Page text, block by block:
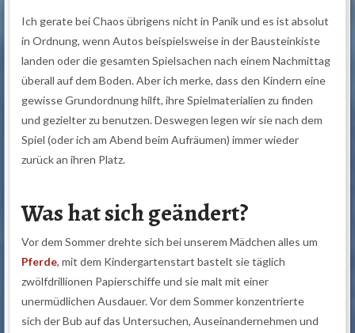
Ich gerate bei Chaos übrigens nicht in Panik und es ist absolut
in Ordnung, wenn Autos beispielsweise in der Bausteinkiste
landen oder die gesamten Spielsachen nach einem Nachmittag
überall auf dem Boden. Aber ich merke, dass den Kindern eine
gewisse Grundordnung hilft, ihre Spielmaterialien zu finden
und gezielter zu benutzen. Deswegen legen wir sie nach dem
Spiel (oder ich am Abend beim Aufräumen) immer wieder
zurück an ihren Platz.
Was hat sich geändert?
Vor dem Sommer drehte sich bei unserem Mädchen alles um
Pferde, mit dem Kindergartenstart bastelt sie täglich
zwölfdrillionen Papierschiffe und sie malt mit einer
unermüdlichen Ausdauer. Vor dem Sommer konzentrierte
sich der Bub auf das Untersuchen, Auseinandernehmen und